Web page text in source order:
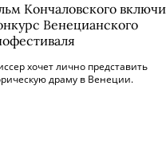
Кончаловского
Венецианского
хочет лично представить
драму в Венеции.